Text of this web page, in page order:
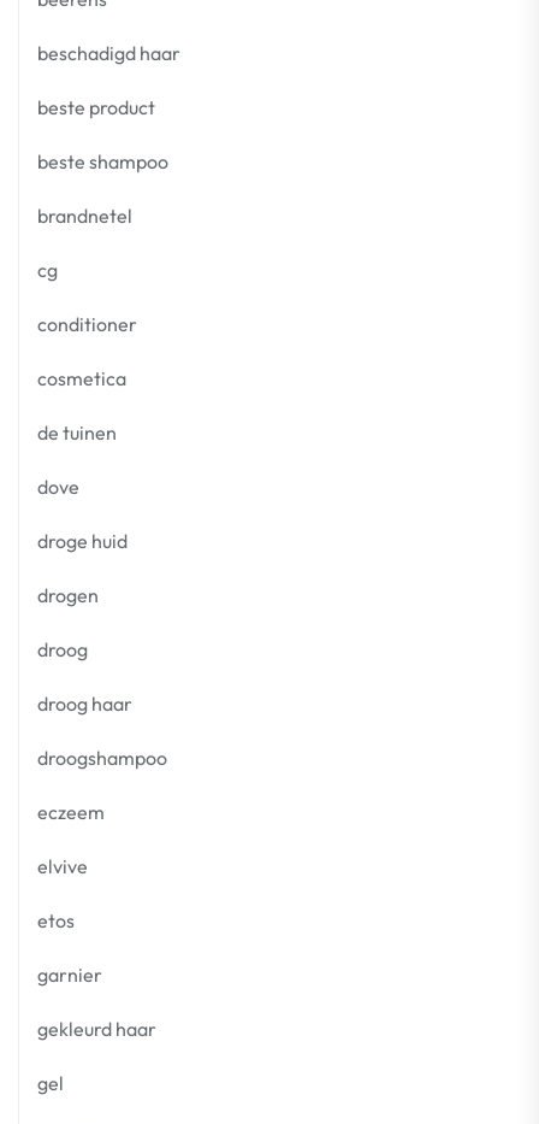
beschadigd haar
beste product
beste shampoo
brandnetel
cg
conditioner
cosmetica
de tuinen
dove
droge huid
drogen
droog
droog haar
droogshampoo
eczeem
elvive
etos
garnier
gekleurd haar
gel